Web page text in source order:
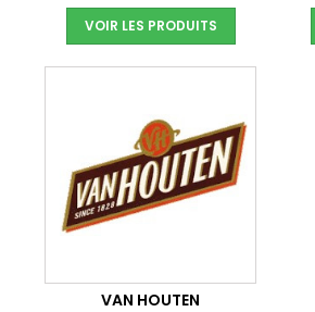
VOIR LES PRODUITS
VAN HOUTEN